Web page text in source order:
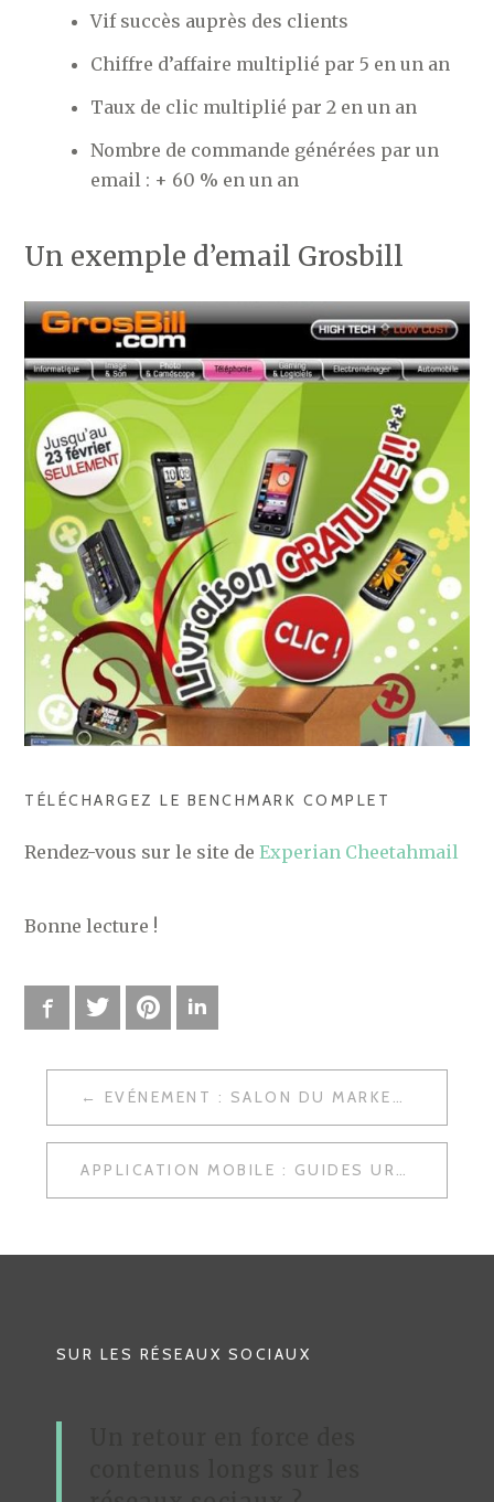
Vif succès auprès des clients
Chiffre d’affaire multiplié par 5 en un an
Taux de clic multiplié par 2 en un an
Nombre de commande générées par un
email : + 60 % en un an
Un exemple d’email Grosbill
TÉLÉCHARGEZ LE BENCHMARK COMPLET
Rendez-vous sur le site deExperian Cheetahmail
Bonne lecture !
FacebookTwitter Pinterest
EVÉNEMENT : SALON DU MARKETING DIRECT ET RELATIONNEL – MD EXPO ET E-RETAIL
APPLICATION MOBILE : GUIDES URBAINS ET COMMUNAUTAIRES – YESCITIZ
SUR LES RÉSEAUX SOCIAUX